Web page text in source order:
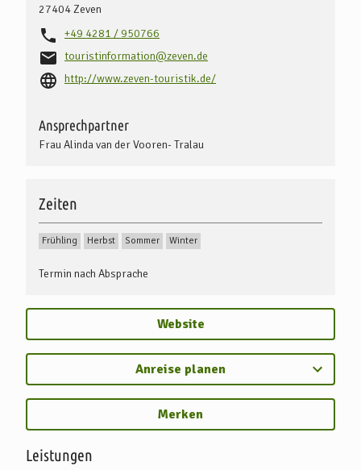
Leistungen
27404Zeven
+49 4281 / 950766
touristinformation@zeven.de
http://www.zeven-touristik.de/
Ansprechpartner
Frau Alinda van der Vooren- Tralau
Zeiten
Frühling Herbst Sommer Winter
Termin nach Absprache
Website
Anreise planen
Merken